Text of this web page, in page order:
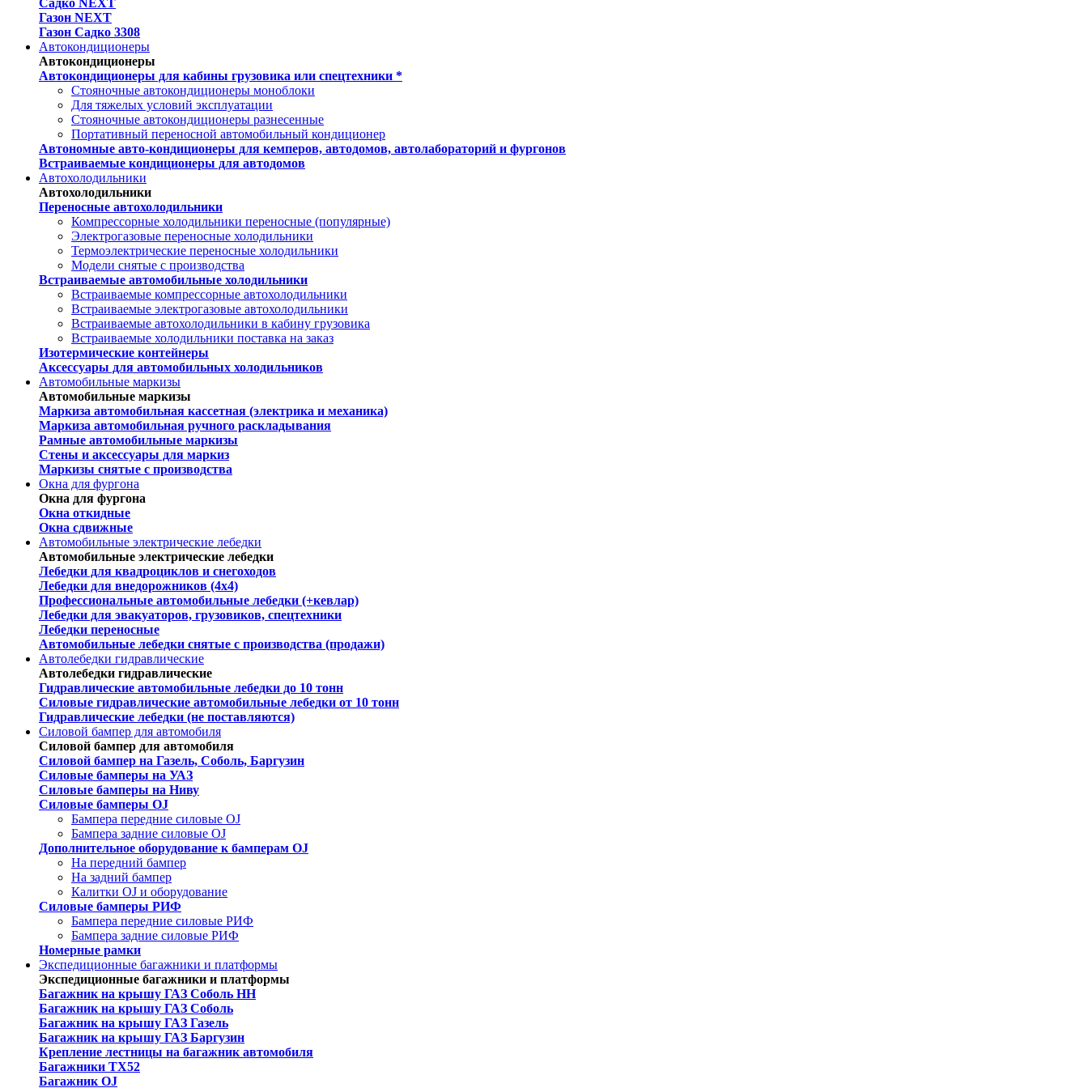
Садко NEXT
Газон NEXT
Газон Садко 3308
Автокондиционеры
Автокондиционеры
Автокондиционеры для кабины грузовика или спецтехники *
Стояночные автокондиционеры моноблоки
Для тяжелых условий эксплуатации
Стояночные автокондиционеры разнесенные
Портативный переносной автомобильный кондиционер
Автономные авто-кондиционеры для кемперов, автодомов, автолабораторий и фургонов
Встраиваемые кондиционеры для автодомов
Автохолодильники
Автохолодильники
Переносные автохолодильники
Компрессорные холодильники переносные (популярные)
Электрогазовые переносные холодильники
Термоэлектрические переносные холодильники
Модели снятые с производства
Встраиваемые автомобильные холодильники
Встраиваемые компрессорные автохолодильники
Встраиваемые электрогазовые автохолодильники
Встраиваемые автохолодильники в кабину грузовика
Встраиваемые холодильники поставка на заказ
Изотермические контейнеры
Аксессуары для автомобильных холодильников
Автомобильные маркизы
Автомобильные маркизы
Маркиза автомобильная кассетная (электрика и механика)
Маркиза автомобильная ручного раскладывания
Рамные автомобильные маркизы
Стены и аксессуары для маркиз
Маркизы снятые с производства
Окна для фургона
Окна для фургона
Окна откидные
Окна сдвижные
Автомобильные электрические лебедки
Автомобильные электрические лебедки
Лебедки для квадроциклов и снегоходов
Лебедки для внедорожников (4х4)
Профессиональные автомобильные лебедки (+кевлар)
Лебедки для эвакуаторов, грузовиков, спецтехники
Лебедки переносные
Автомобильные лебедки снятые с производства (продажи)
Автолебедки гидравлические
Автолебедки гидравлические
Гидравлические автомобильные лебедки до 10 тонн
Силовые гидравлические автомобильные лебедки от 10 тонн
Гидравлические лебедки (не поставляются)
Силовой бампер для автомобиля
Силовой бампер для автомобиля
Силовой бампер на Газель, Соболь, Баргузин
Силовые бамперы на УАЗ
Силовые бамперы на Ниву
Силовые бамперы OJ
Бампера передние силовые OJ
Бампера задние силовые OJ
Дополнительное оборудование к бамперам OJ
На передний бампер
На задний бампер
Калитки OJ и оборудование
Силовые бамперы РИФ
Бампера передние силовые РИФ
Бампера задние силовые РИФ
Номерные рамки
Экспедиционные багажники и платформы
Экспедиционные багажники и платформы
Багажник на крышу ГАЗ Соболь НН
Багажник на крышу ГАЗ Соболь
Багажник на крышу ГАЗ Газель
Багажник на крышу ГАЗ Баргузин
Крепление лестницы на багажник автомобиля
Багажники ТХ52
Багажник OJ